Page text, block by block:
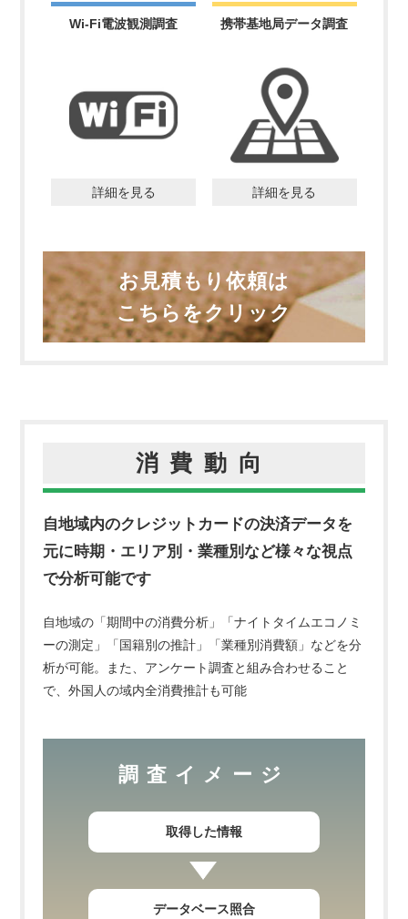
Wi-Fi電波観測調査
詳細を見る
携帯基地局データ調査
詳細を見る
お見積もり依頼は
こちらをクリック
消費動向
自地域内のクレジットカードの決済データを
元に 時期・エリア別・業種別など様々な視点
で分析可能です
自地域の「期間中の消費分析」「ナイトタイムエコノミ
ーの測定」「国籍別の推計」「業種別消費額」などを分
析が可能。また、アンケート調査と組み合わせること
で、外国人の域内全消費推計も可能
調査イメージ
取得した情報
データベース照合